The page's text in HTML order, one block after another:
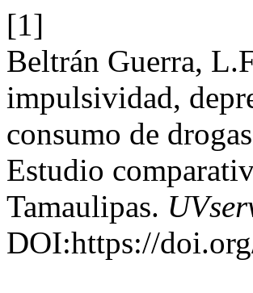
[1]
Beltrán Guerra,
impulsividad,
consumo de
Estudio
Tamaulipas.
DOI:https://